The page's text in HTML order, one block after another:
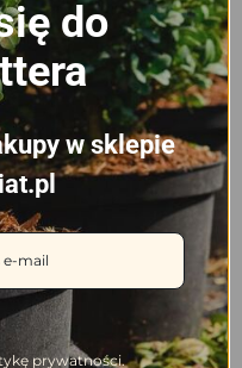
do
w sklepie
prywatności.